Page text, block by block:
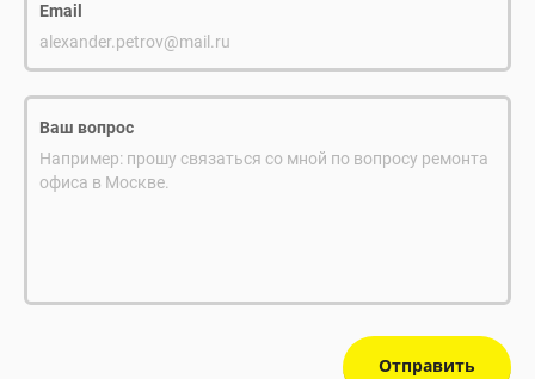
Email
alexander.petrov@mail.ru
Ваш вопрос
Например: прошу связаться со мной по вопросу ремонта
офиса в Москве.
Отправить